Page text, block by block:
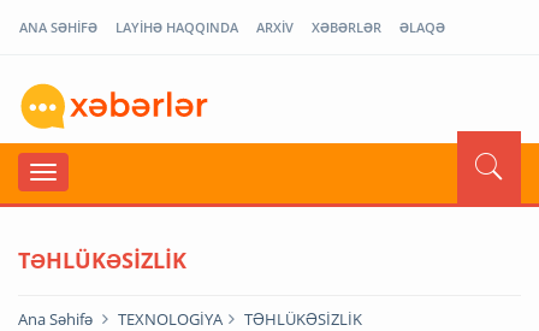
ANA SƏHİFƏ LAYİHƏ HAQQINDA ARXİV XƏBƏRLƏR ƏLAQƏ
TƏHLÜKƏSİZLİK
Ana Səhifə TEXNOLOGİYA TƏHLÜKƏSİZLİK